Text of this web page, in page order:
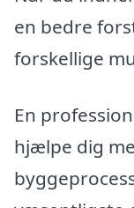
en bedre
forskellige
En
hjælpe dig